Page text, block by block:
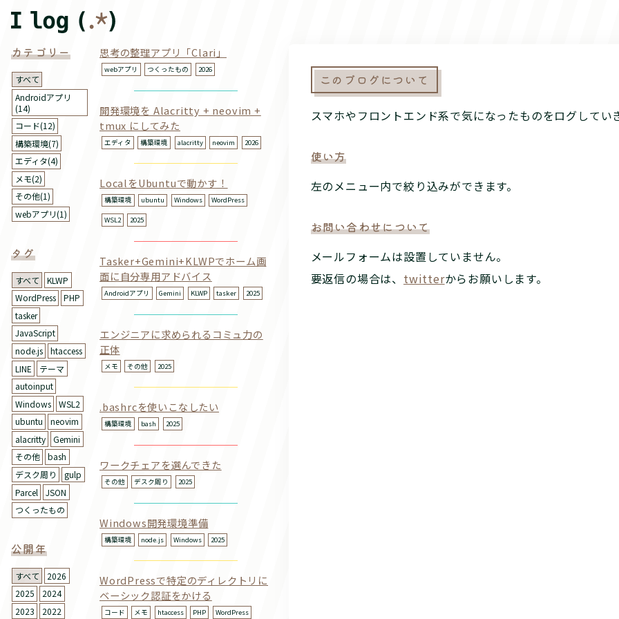
カテゴリー
すべて
Androidアプリ
(14)
コード(12)
構築環境(7)
エディタ(4)
メモ(2)
その他(1)
webアプリ(1)
タグ
すべて
KLWP
WordPress
PHP
tasker
JavaScript
node.js
htaccess
LINE
テーマ
autoinput
Windows
WSL2
ubuntu
neovim
alacritty
Gemini
その他
bash
デスク周り
gulp
Parcel
JSON
つくったもの
公開年
すべて
2026
2025
2024
2023
2022
思考の整理アプリ「Clari」
webアプリ つくったもの 2026
開発環境を Alacritty + neovim +
tmux にしてみた
エディタ 構築環境 alacritty neovim 2026
LocalをUbuntuで動かす！
構築環境 ubuntu Windows WordPress
WSL2 2025
Tasker+Gemini+KLWPでホーム画
面に自分専用アドバイス
Androidアプリ Gemini KLWP tasker 2025
エンジニアに求められるコミュ力の
正体
メモ その他 2025
.bashrcを使いこなしたい
構築環境 bash 2025
ワークチェアを選んできた
その他 デスク周り 2025
Windows開発環境準備
構築環境 node.js Windows 2025
WordPressで特定のディレクトリに
ベーシック認証をかける
コード メモ htaccess PHP WordPress
このブログについて
スマホやフロントエンド系で気になったものをログしてい
使い方
左の メニュー内で絞り込みができます。
お問い合わせについて
メールフォームは設置していません。
要返信の場合は、 twitterからお願いします。